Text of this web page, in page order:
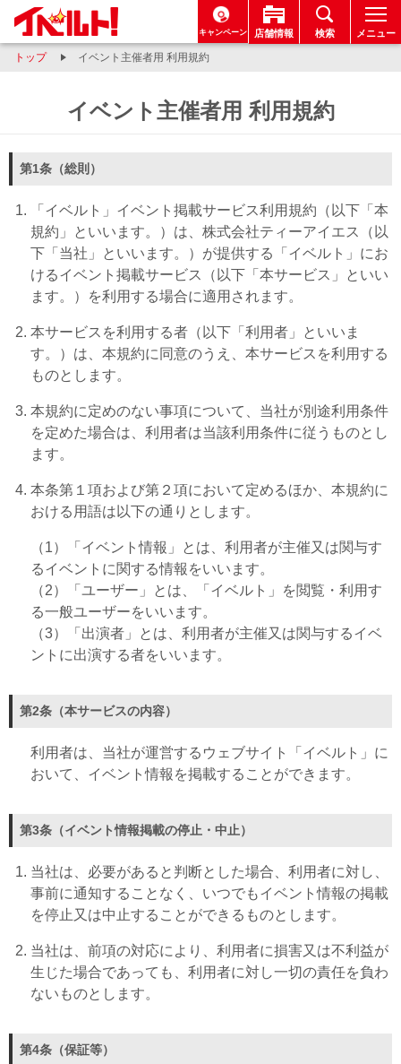
キャンペーン 店舗情報 検索 メニュー
トップ イベント主催者用 利用規約
イベント主催者用 利用規約
第1条（総則）
「イベルト」イベント掲載サービス利用規約（以下「本
規約」といいます。）は、株式会社ティーアイエス（以
下「当社」といいます。）が提供する「イベルト」にお
けるイベント掲載サービス（以下「本サービス」といい
ます。）を利用する場合に適用されます。
本サービスを利用する者（以下「利用者」といいま
す。）は、本規約に同意のうえ、本サービスを利用する
ものとします。
本規約に定めのない事項について、当社が別途利用条件
を定めた場合は、利用者は当該利用条件に従うものとし
ます。
本条第１項および第２項において定めるほか、本規約に
おける用語は以下の通りとします。
（1）「イベント情報」とは、利用者が主催又は関与す
るイベントに関する情報をいいます。
（2）「ユーザー」とは、「イベルト」を閲覧・利用す
る一般ユーザーをいいます。
（3）「出演者」とは、利用者が主催又は関与するイベ
ントに出演する者をいいます。
第2条（本サービスの内容）
利用者は、当社が運営するウェブサイト「イベルト」に
おいて、イベント情報を掲載することができます。
第3条（イベント情報掲載の停止・中止）
当社は、必要があると判断とした場合、利用者に対し、
事前に通知することなく、いつでもイベント情報の掲載
を停止又は中止することができるものとします。
当社は、前項の対応により、利用者に損害又は不利益が
生じた場合であっても、利用者に対し一切の責任を負わ
ないものとします。
第4条（保証等）